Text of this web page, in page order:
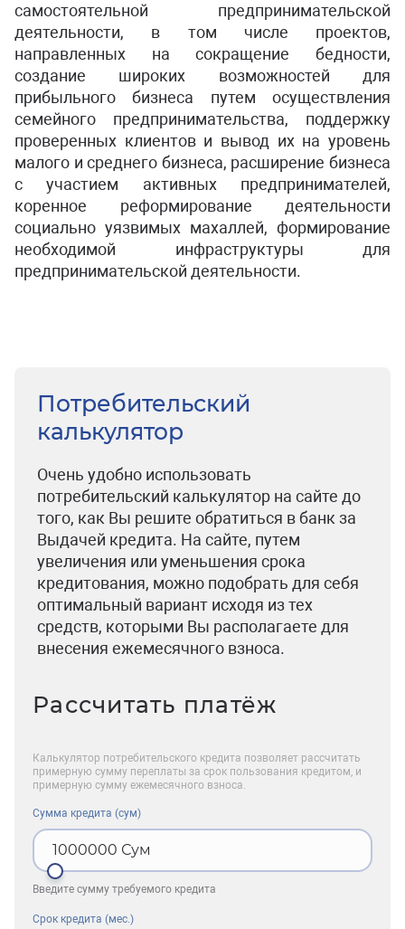
самостоятельной предпринимательской
деятельности, в том числе проектов,
направленных на сокращение бедности,
создание широких возможностей для
прибыльного бизнеса путем осуществления
семейного предпринимательства, поддержку
проверенных клиентов и вывод их на уровень
малого и среднего бизнеса, расширение бизнеса
с участием активных предпринимателей,
коренное реформирование деятельности
социально уязвимых махаллей, формирование
необходимой инфраструктуры для
предпринимательской деятельности.
Потребительский
калькулятор
Очень удобно использовать
потребительский калькулятор на сайте до
того, как Вы решите обратиться в банк за
Выдачей кредита. На сайте, путем
увеличения или уменьшения срока
кредитования, можно подобрать для себя
оптимальный вариант исходя из тех
средств, которыми Вы располагаете для
внесения ежемесячного взноса.
Рассчитать платёж
Калькулятор потребительского кредита позволяет рассчитать
примерную сумму переплаты за срок пользования кредитом, и
примерную сумму ежемесячного взноса.
Сумма кредита (сум)
1000000 Сум
Введите сумму требуемого кредита
Срок кредита (мес.)